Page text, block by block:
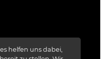
helfen uns dabei,
Jeep®